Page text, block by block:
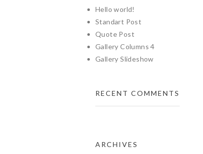
Hello world!
Standart Post
Quote Post
Gallery Columns 4
Gallery Slideshow
RECENT COMMENTS
ARCHIVES